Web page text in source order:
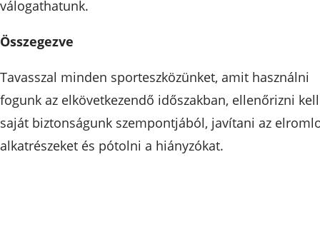
válogathatunk.
Összegezve
Tavasszal minden sporteszközünket, amit használni
fogunk az elkövetkezendő időszakban, ellenőrizni
saját biztonságunk szempontjából, javítani az
alkatrészeket és pótolni a hiányzókat.